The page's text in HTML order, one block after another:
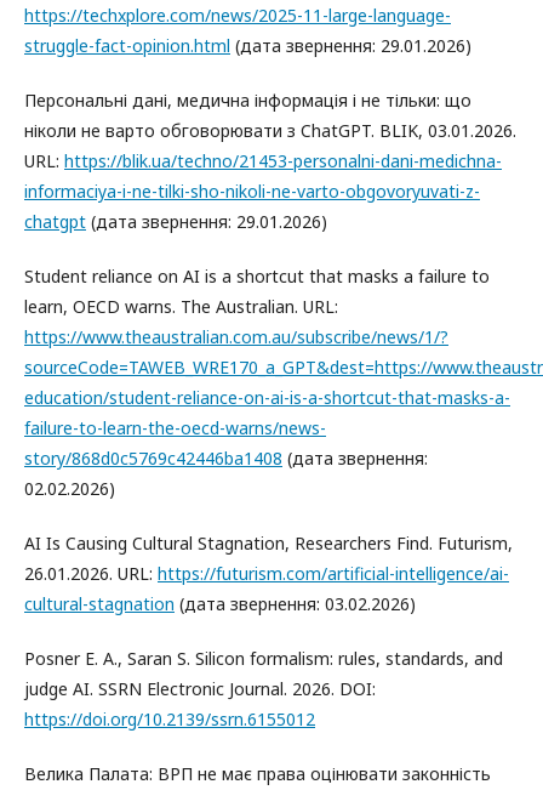
https://techxplore.com/news/2025-11-large-language-
struggle-fact-opinion.html (дата звернення: 29.01.2026)
Персональні дані, медична інформація і не тільки: що
ніколи не варто обговорювати з ChatGPT. BLIK, 03.01.2026.
URL: https://blik.ua/techno/21453-personalni-dani-medichna-
informaciya-i-ne-tilki-sho-nikoli-ne-varto-obgovoryuvati-z-
chatgpt (дата звернення: 29.01.2026)
Student reliance on AI is a shortcut that masks a failure to
learn, OECD warns. The Australian. URL:
https://www.theaustralian.com.au/subscribe/news/1/?
sourceCode=TAWEB_WRE170_a_GPT&dest=https://
education/student-reliance-on-ai-is-a-shortcut-that-masks-a-
failure-to-learn-the-oecd-warns/news-
story/868d0c5769c42446ba1408 (дата звернення:
02.02.2026)
AI Is Causing Cultural Stagnation, Researchers Find. Futurism,
26.01.2026. URL: https://futurism.com/artificial-intelligence/ai-
cultural-stagnation (дата звернення: 03.02.2026)
Posner E. A., Saran S. Silicon formalism: rules, standards, and
judge AI. SSRN Electronic Journal. 2026. DOI:
https://doi.org/10.2139/ssrn.6155012
Велика Палата: ВРП не має права оцінювати законність